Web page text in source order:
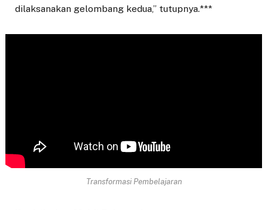
dilaksanakan gelombang kedua,” tutupnya.***
Transformasi Pembelajaran